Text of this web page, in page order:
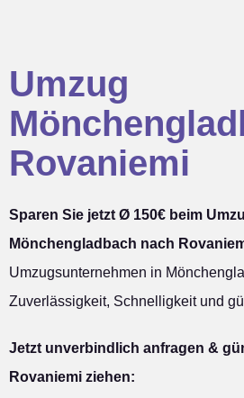
Umzug
Rovaniemi
Sparen Sie jetzt Ø 150€ beim
Mönchengladbach nach
Umzugsunternehmen in
Zuverlässigkeit, Schnelligkeit und
Jetzt unverbindlich anfragen &
Rovaniemi ziehen: